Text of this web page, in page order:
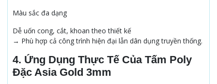
Màu sắc đa dạng
Dễ uốn cong, cắt, khoan theo thiết kế
→ Phù hợp cả công trình hiện đại lẫn dân dụng truyền thống.
4. Ứng Dụng Thực Tế Của Tấm Poly
Đặc Asia Gold 3mm